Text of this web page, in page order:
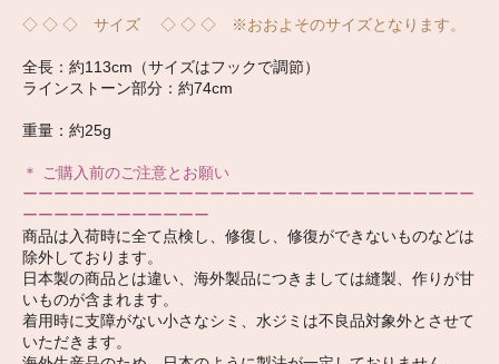
◇ ◇ ◇ サイズ ◇ ◇ ◇ ※おおよそのサイズとなります。
全長：約113cm（サイズはフックで調節）
ラインストーン部分：約74cm
重量：約25g
＊ ご購入前のご注意とお願い
ーーーーーーーーーーーーーーーーーーーーーーーーーーーーー
ーーーーーーーーーーーー
商品は入荷時に全て点検し、修復し、修復ができないものなどは
除外しております。
日本製の商品とは違い、海外製品につきましては縫製、作りが甘
いものが含まれます。
着用時に支障がない小さなシミ、水ジミは不良品対象外とさせて
いただきます。